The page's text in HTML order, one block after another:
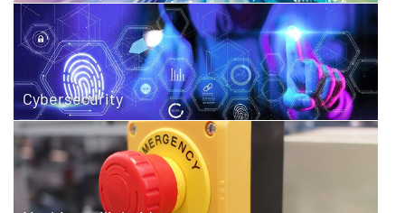
Cybersecurity